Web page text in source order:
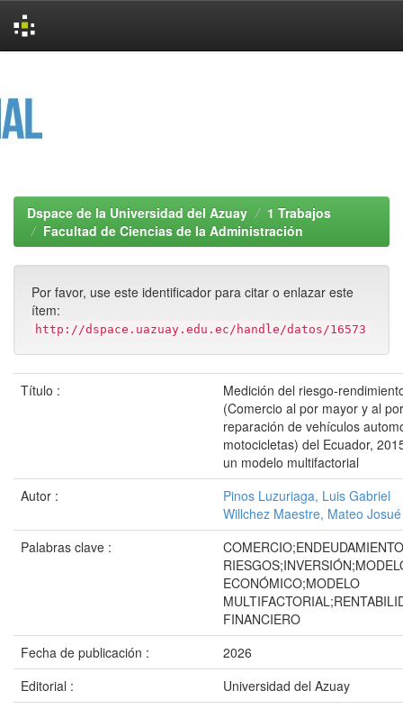
Dspace de la Universidad del Azuay
1 Trabajos
Facultad de Ciencias de la Administración
Por favor, use este identificador para citar o enlazar este
ítem:
http://dspace.uazuay.edu.ec/handle/datos/16573
Título :
Medición del riesgo-
(Comercio al por mayor y al
reparación de vehículos
motocicletas) del Ecuador,
un modelo multifactorial
Autor :
Pinos Luzuriaga, Luis Gabriel
Willchez Maestre, Mateo Josué
Palabras clave :
ECONÓMICO;MODELO
FINANCIERO
Fecha de publicación :
2026
Editorial :
Universidad del Azuay